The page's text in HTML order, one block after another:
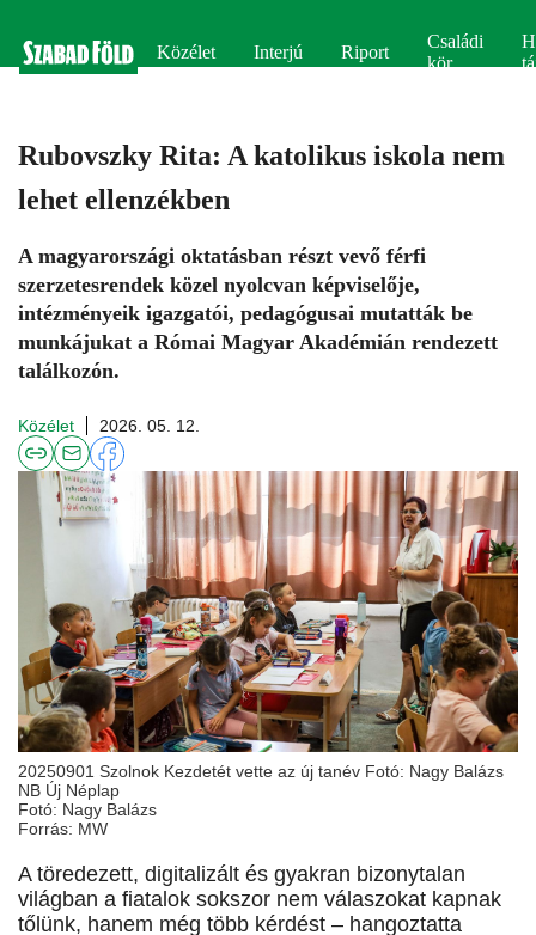
Közélet Interjú Riport
Családi
kör
Rubovszky Rita: A katolikus iskola nem
lehet ellenzékben
A magyarországi oktatásban részt vevő férfi
szerzetesrendek közel nyolcvan képviselője,
intézményeik igazgatói, pedagógusai mutatták be
munkájukat a Római Magyar Akadémián rendezett
találkozón.
Közélet 2026. 05. 12.
20250901 Szolnok Kezdetét vette az új tanév Fotó: Nagy Balázs
NB Új Néplap
Fotó: Nagy Balázs
Forrás: MW
A töredezett, digitalizált és gyakran bizonytalan
világban a fiatalok sokszor nem válaszokat kapnak
tőlünk, hanem még több kérdést – hangoztatta